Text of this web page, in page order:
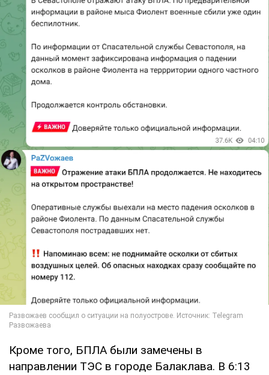
Кроме того, БПЛА были замечены в
направлении ТЭС в городе Балаклава. В 6:13